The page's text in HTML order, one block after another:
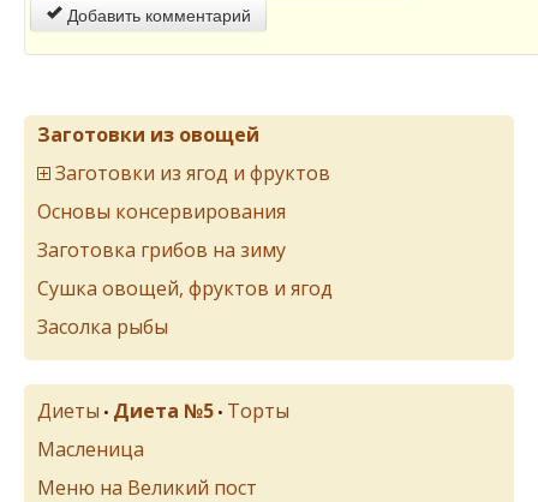
Добавить комментарий
Заготовки из овощей
Заготовки из ягод и фруктов
Основы консервирования
Заготовка грибов на зиму
Сушка овощей, фруктов и ягод
Засолка рыбы
Диеты • Диета №5 • Торты
Масленица
Меню на Великий пост